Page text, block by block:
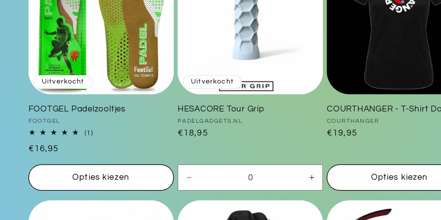
Uitverkocht
FOOTGEL Padelzooltjes
Verkoper:
FOOTGEL
(1)1
Normale
€16,95
Opties kiezen
Uitverkocht
HESACORE Tour Grip
Verkoper:
PADELGADGETS.NL
Normale
€18,95
verlagen
voor
Aantal
verhogen
voor
COURTHANGER - T-Shirt
Verkoper:
COURTHANGER
Normale
€19,95
Opties kiezen